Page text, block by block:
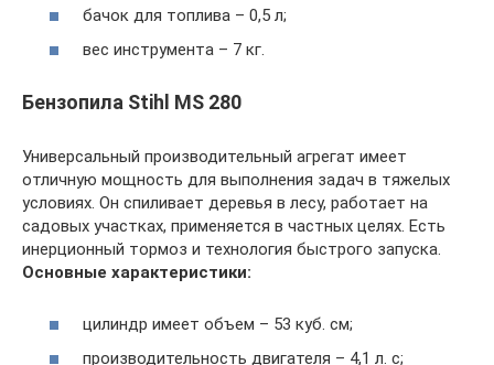
бачок для топлива – 0,5 л;
вес инструмента – 7 кг.
Бензопила Stihl MS 280
Универсальный производительный агрегат имеет
отличную мощность для выполнения задач в тяжелых
условиях. Он спиливает деревья в лесу, работает на
садовых участках, применяется в частных целях. Есть
инерционный тормоз и технология быстрого запуска.
Основные характеристики:
цилиндр имеет объем – 53 куб. см;
производительность двигателя – 4,1 л. с;